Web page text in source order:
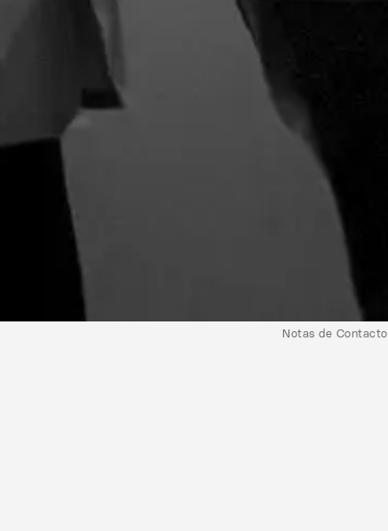
Notas de Contacto